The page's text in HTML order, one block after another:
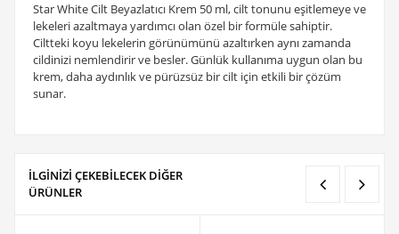
Star White Cilt Beyazlatıcı Krem 50 ml, cilt tonunu eşitlemeye ve
lekeleri azaltmaya yardımcı olan özel bir formüle sahiptir.
Ciltteki koyu lekelerin görünümünü azaltırken aynı zamanda
cildinizi nemlendirir ve besler. Günlük kullanıma uygun olan bu
krem, daha aydınlık ve pürüzsüz bir cilt için etkili bir çözüm
sunar.
İLGİNİZİ ÇEKEBİLECEK DİĞER
ÜRÜNLER